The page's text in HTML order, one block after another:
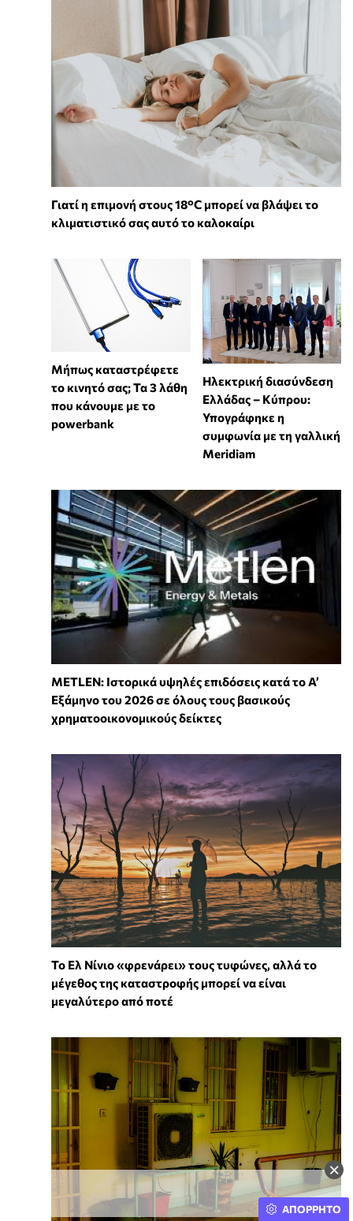
×
Γιατί η επιμονή στους 18°C μπορεί να βλάψει το
κλιματιστικό σας αυτό το καλοκαίρι
Μήπως καταστρέφετε
το κινητό σας; Τα 3 λάθη
που κάνουμε με το
powerbank
Ηλεκτρική διασύνδεση
Ελλάδας – Κύπρου:
Υπογράφηκε η
συμφωνία με τη γαλλική
Meridiam
METLEN: Ιστορικά υψηλές επιδόσεις κατά το Α’
Εξάμηνο του 2026 σε όλους τους βασικούς
χρηματοοικονομικούς δείκτες
Το Ελ Νίνιο «φρενάρει» τους τυφώνες, αλλά το
μέγεθος της καταστροφής μπορεί να είναι
μεγαλύτερο από ποτέ
ΑΠΟΡΡΗΤΟ